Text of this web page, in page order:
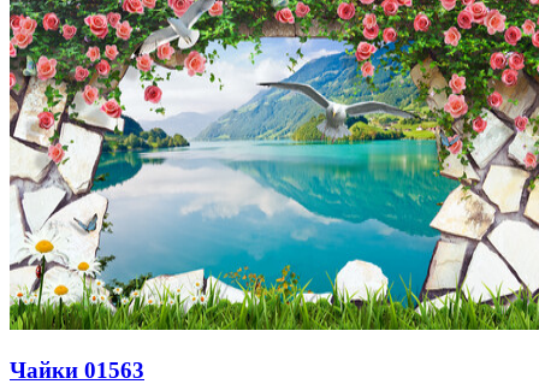
Чайки 01563